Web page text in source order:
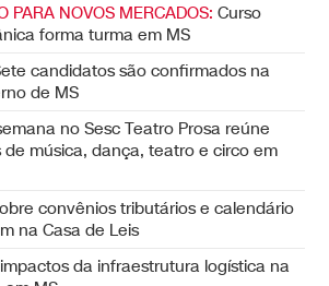
PARA NOVOS MERCADOS: Curso
forma turma em MS
candidatos são confirmados na
de MS
no Sesc Teatro Prosa reúne
música, dança, teatro e circo em
convênios tributários e calendário
na Casa de Leis
da infraestrutura logística na